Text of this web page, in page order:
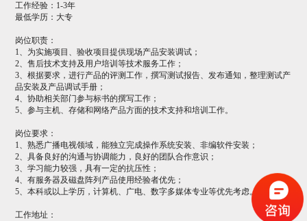
工作经验：1-3年
最低学历：大专
岗位职责：
1、为实施项目、验收项目提供现场产品安装调试；
2、售后技术支持及用户培训等技术服务工作；
3、根据要求，进行产品的评测工作，撰写测试报告、发布通知，整理测试产
品安装及产品调试手册；
4、协助相关部门参与标书的撰写工作；
5、参与主机、存储和网络产品方面的技术支持和培训工作。
岗位要求：
1、熟悉广播电视领域，能独立完成操作系统安装、非编软件安装；
2、具备良好的沟通与协调能力，良好的团队合作意识；
3、学习能力较强，具有一定的抗压性；
4、有服务器及磁盘阵列产品使用经验者优先；
5、本科或以上学历，计算机、广电、数字多媒体专业等优先考虑。
工作地址：